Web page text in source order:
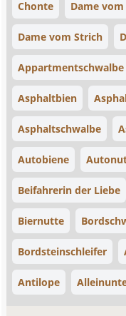
Chonte Dame
Dame vom Strich
Appartmentschwalbe
Asphaltbien
Asphaltschwalbe
Autobiene
Beifahrerin der Liebe
Biernutte
Bordsteinschleifer
Antilope